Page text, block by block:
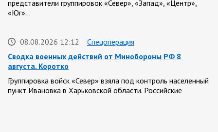
представители группировок «Север», «Запад», «Центр»,
«Юг»…
08.08.2026 12:12
Спецоперация
Сводка военных действий от Минобороны РФ 8
августа. Коротко
Группировка войск «Север» взяла под контроль населенный
пункт Ивановка в Харьковской области. Российские